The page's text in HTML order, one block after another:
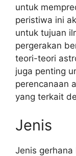
untuk
peristiwa ini
untuk tujuan
pergerakan
teori-teori
juga penting
perencanaan
yang terkait
Jenis
Jenis